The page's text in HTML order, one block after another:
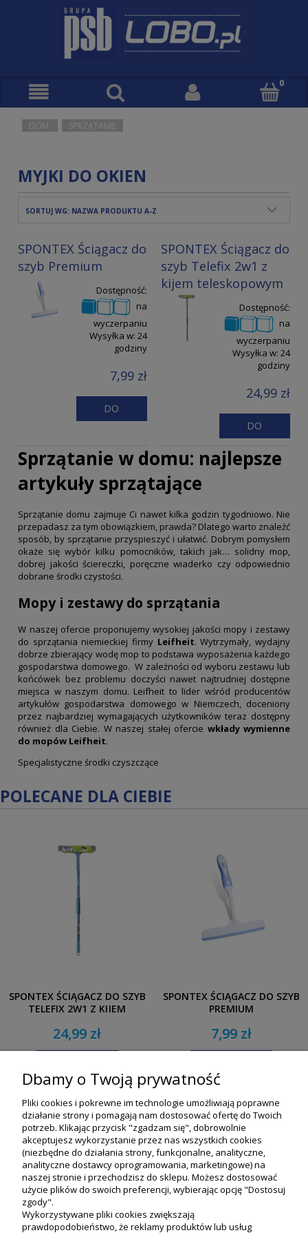
DOM SPRZĄTANIE
MYJKI DO OKIEN
SORTUJ WG: NAZWA PRODUKTU A-Z
SPONTEX Ściągacz do
szyb Premium
Dostępność:
na
wyczerpaniu
Wysyłka w: 24
godziny
7,99 zł
DO
SPONTEX Ściągacz do
szyb Telefix 2w1 z
kijem teleskopowym
Dostępność:
na
wyczerpaniu
Wysyłka w: 24
godziny
24,99 zł
DO
Sprzątanie w domu: najlepsze
artykuły sprzątające
Sprzątanie domu zajmuje Ci nawet kilka godzin tygodniowo. Nie
przepadasz za tym obowiązkiem, prawda? Dlatego warto znaleźć
sposób, by sprzątanie przyspieszyć i ułatwić. Dobrym pomysłem
okaże się wybór kilku pomocników, takich jak… solidny mop,
dobrej jakości ściereczki, poręczne wiaderko czy odpowiednio
dobrane środki czystości.
Mopy i zestawy do sprzątania
W naszej ofercie proponujemy wysokiej jakości mopy i zestawy
do sprzątania niemieckiej firmy Leifheit. Wytrzymały, wydajny
dobrze zbierający wodę mop to podstawa wyposażenia każdego
gospodarstwa domowego. W zależności od wyboru zestawu lub
końcówek bez problemu doczyści nawet najtrudniej dostępne
miejsca w naszym domu. Leifheit to lider wśród producentów
artykułów gospodarstwa domowego w Niemczech, doceniony
przez najbardziej wymagających użytkowników teraz dostępny
również dla Ciebie. W naszej stałej ofercie wkłady wymienne
do mopów Leifheit.
Specjalistyczne środki czyszczące
POLECANE DLA CIEBIE
SPONTEX ŚCIĄGACZ DO SZYB
TELEFIX 2W1 Z KIJEM
24,99 zł
SPONTEX ŚCIĄGACZ DO SZYB
PREMIUM
7,99 zł
Dbamy o Twoją prywatność
Pliki cookies i pokrewne im technologie umożliwiają poprawne
działanie strony i pomagają nam dostosować ofertę do Twoich
potrzeb. Klikając przycisk "zgadzam się", dobrowolnie
akceptujesz wykorzystanie przez nas wszystkich cookies
(niezbędne do działania strony, funkcjonalne, analityczne,
analityczne dostawcy oprogramowania, marketingowe) na
naszej stronie i przechodzisz do sklepu. Możesz dostosować
użycie plików do swoich preferencji, wybierając opcję "Dostosuj
zgody".
Wykorzystywane pliki cookies zwiększają
prawdopodobieństwo, że reklamy produktów lub usług